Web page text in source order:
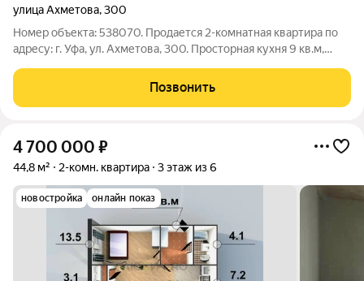
улица Ахметова,300
Номер объекта: 538070. Продается 2-комнатная квартира по
адресу: г. Уфа, ул. Ахметова, 300. Просторная кухня 9 кв.м,
балкон почти 10 кв.м. Дом газифицирован, установлены
терморегуляторы на
Позвонить
4 700 000 ₽
44,8 м² 2-комн. квартира 3 этаж из 6
новостройка онлайн показ